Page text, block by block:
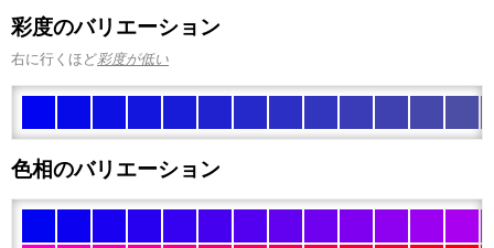
彩度のバリエーション
右に行くほど彩度が低い
色相のバリエーション